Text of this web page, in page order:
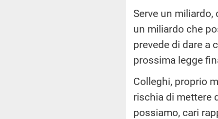
Serve un
un miliardo che
prevede di dare a
prossima legge
Colleghi, proprio
rischia di mettere
possiamo, cari